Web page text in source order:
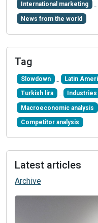
International marketing
News from the world
Tag
Slowdown Latin
Turkish lira Industries
Macroeconomic analysis
Competitor analysis
Latest articles
Archive